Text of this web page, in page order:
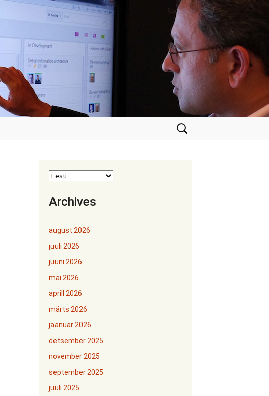
Otsi:
Archives
august 2026
juuli 2026
juuni 2026
mai 2026
aprill 2026
märts 2026
jaanuar 2026
detsember 2025
november 2025
september 2025
juuli 2025